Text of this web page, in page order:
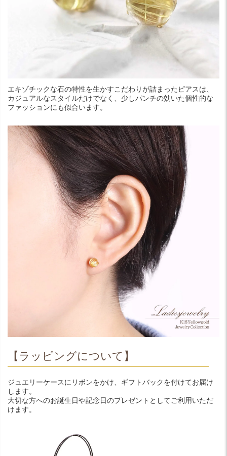
エキゾチックな石の特性を生かすこだわりが詰まったピアスは、
カジュアルなスタイルだけでなく、少しパンチの効いた個性的な
ファッションにも似合います。
【ラッピングについて】
ジュエリーケースにリボンをかけ、ギフトバックを付けてお届け
します。
大切な方へのお誕生日や記念日のプレゼントとしてご利用いただ
けます。